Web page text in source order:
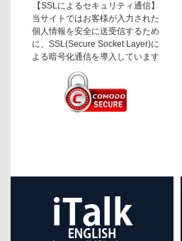
【SSLによるセキュリティ通信】
当サイトではお客様が入力された
個人情報を安全に送受信するため
に、SSL(Secure Socket Layer)に
よる暗号化通信を導入しています